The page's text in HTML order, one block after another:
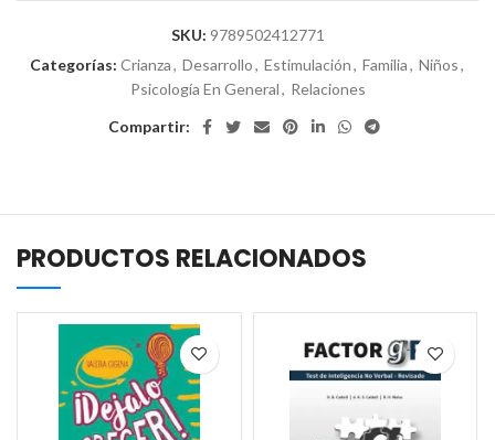
SKU: 9789502412771
Categorías: Crianza, Desarrollo, Estimulación, Familia, Niños,
Psicología En General, Relaciones
Compartir:
PRODUCTOS RELACIONADOS